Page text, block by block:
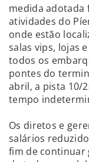
medida
atividades do
onde estão
salas vips, lojas
todos os
pontes do
abril, a pista 10/
tempo
Os diretos e
salários
fim de continuar